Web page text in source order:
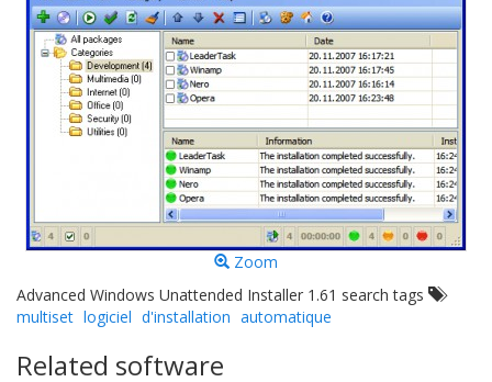
Zoom
Advanced Windows Unattended Installer 1.61 search tags
multiset logiciel d'installation automatique
Related software